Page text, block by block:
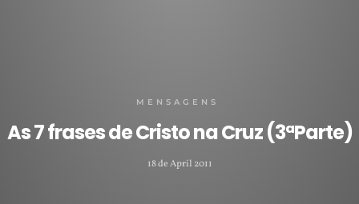
MENSAGENS
As 7 frases de Cristo na Cruz (3ªParte)
18 de April 2011